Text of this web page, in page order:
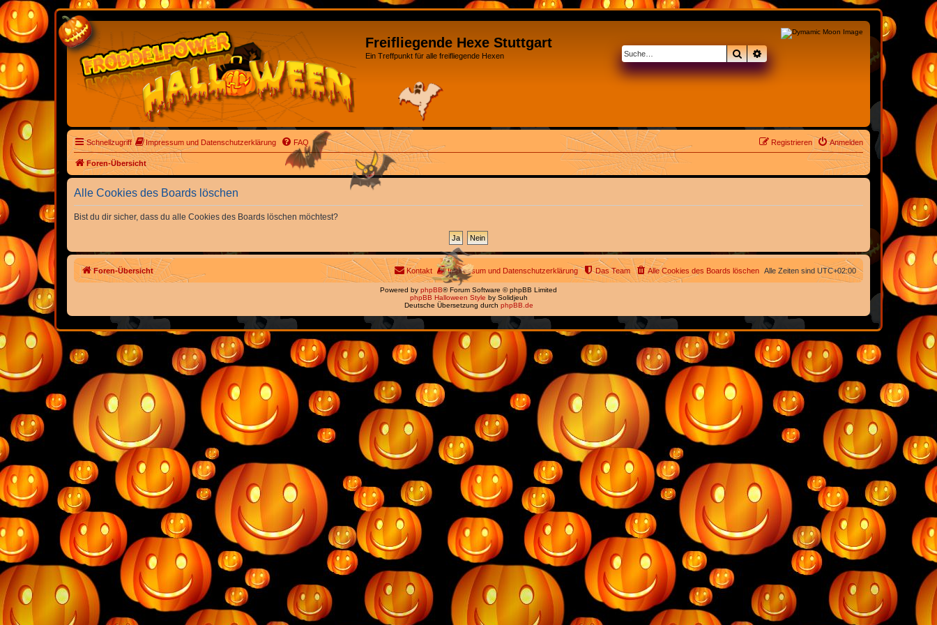
Freifliegende Hexe Stuttgart
Ein Treffpunkt für alle freifliegende Hexen SucheErweiterte Suche
Schnellzugriff Impressum und Datenschutzerklärung FAQ Anmelden
Registrieren
Foren-Übersicht
Alle Cookies des Boards löschen
Bist du dir sicher, dass du alle Cookies des Boards löschen möchtest?
Foren-Übersicht Alle Zeiten sind UTC+02:00
Alle Cookies des Boards löschen
Das Team
Impressum und Datenschutzerklärung
Kontakt
Powered by phpBB® Forum Software © phpBB Limited
phpBB Halloween Style by Solidjeuh
Deutsche Übersetzung durch phpBB.de